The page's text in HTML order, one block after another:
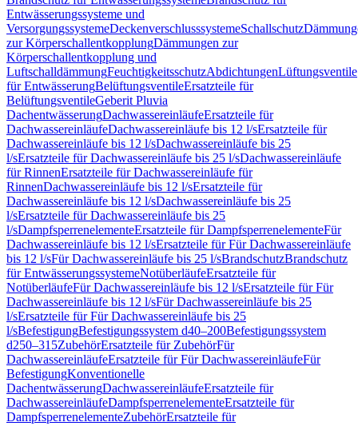
Entwässerungssysteme und
VersorgungssystemeDeckenverschlusssystemeSchallschutz
zur KörperschallentkopplungDämmungen zur
Körperschallentkopplung und
LuftschalldämmungFeuchtigkeitsschutzAbdichtungenLüftungsventile
für EntwässerungBelüftungsventileErsatzteile für
BelüftungsventileGeberit Pluvia
DachentwässerungDachwassereinläufeErsatzteile für
DachwassereinläufeDachwassereinläufe bis 12 l/sErsatzteile für
Dachwassereinläufe bis 12 l/sDachwassereinläufe bis 25
l/sErsatzteile für Dachwassereinläufe bis 25 l/sDachwassereinläufe
für RinnenErsatzteile für Dachwassereinläufe für
RinnenDachwassereinläufe bis 12 l/sErsatzteile für
Dachwassereinläufe bis 12 l/sDachwassereinläufe bis 25
l/sErsatzteile für Dachwassereinläufe bis 25
l/sDampfsperrenelementeErsatzteile für DampfsperrenelementeFür
Dachwassereinläufe bis 12 l/sErsatzteile für Für Dachwassereinläufe
bis 12 l/sFür Dachwassereinläufe bis 25 l/sBrandschutzBrandschutz
für EntwässerungssystemeNotüberläufeErsatzteile für
NotüberläufeFür Dachwassereinläufe bis 12 l/sErsatzteile für Für
Dachwassereinläufe bis 12 l/sFür Dachwassereinläufe bis 25
l/sErsatzteile für Für Dachwassereinläufe bis 25
l/sBefestigungBefestigungssystem d40–200Befestigungssystem
d250–315ZubehörErsatzteile für ZubehörFür
DachwassereinläufeErsatzteile für Für DachwassereinläufeFür
BefestigungKonventionelle
DachentwässerungDachwassereinläufeErsatzteile für
DachwassereinläufeDampfsperrenelementeErsatzteile für
DampfsperrenelementeZubehörErsatzteile für